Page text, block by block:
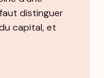
distinguer
capital, et